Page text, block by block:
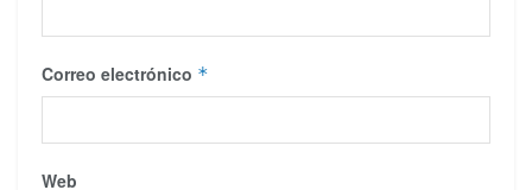
Correo electrónico *
Web